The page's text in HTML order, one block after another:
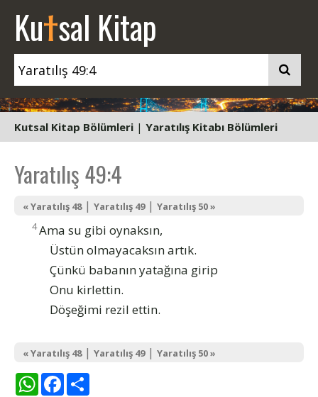
Kutsal Kitap
Kutsal Kitap Bölümleri | Yaratılış Kitabı Bölümleri
Yaratılış 49:4
« Yaratılış 48| Yaratılış 49| Yaratılış 50 »
4Ama su gibi oynaksın,
Üstün olmayacaksın artık.
Çünkü babanın yatağına girip
Onu kirlettin.
Döşeğimi rezil ettin.
« Yaratılış 48| Yaratılış 49| Yaratılış 50 »
WhatsAppFacebook